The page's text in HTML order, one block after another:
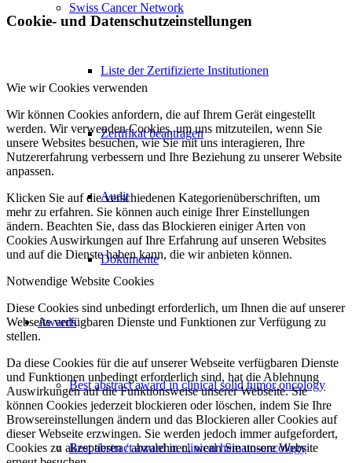
Swiss Cancer Network
Liste der Zertifizierte Institutionen
Zertifikat beantragen
Audit
Dokumente
Awards
Best abstract award in clinical solid tumor oncology
Best abstract award in clinical hemato-oncology
Cookie- und Datenschutzeinstellungen
Wie wir Cookies verwenden
Wir können Cookies anfordern, die auf Ihrem Gerät eingestellt
werden. Wir verwenden Cookies, um uns mitzuteilen, wenn Sie
unsere Websites besuchen, wie Sie mit uns interagieren, Ihre
Nutzererfahrung verbessern und Ihre Beziehung zu unserer Website
anpassen.
Klicken Sie auf die verschiedenen Kategorienüberschriften, um
mehr zu erfahren. Sie können auch einige Ihrer Einstellungen
ändern. Beachten Sie, dass das Blockieren einiger Arten von
Cookies Auswirkungen auf Ihre Erfahrung auf unseren Websites
und auf die Dienste haben kann, die wir anbieten können.
Notwendige Website Cookies
Diese Cookies sind unbedingt erforderlich, um Ihnen die auf unserer
Webseite verfügbaren Dienste und Funktionen zur Verfügung zu
stellen.
Da diese Cookies für die auf unserer Webseite verfügbaren Dienste
und Funktionen unbedingt erforderlich sind, hat die Ablehnung
Auswirkungen auf die Funktionsweise unserer Webseite. Sie
können Cookies jederzeit blockieren oder löschen, indem Sie Ihre
Browsereinstellungen ändern und das Blockieren aller Cookies auf
dieser Webseite erzwingen. Sie werden jedoch immer aufgefordert,
Cookies zu akzeptieren / abzulehnen, wenn Sie unsere Website